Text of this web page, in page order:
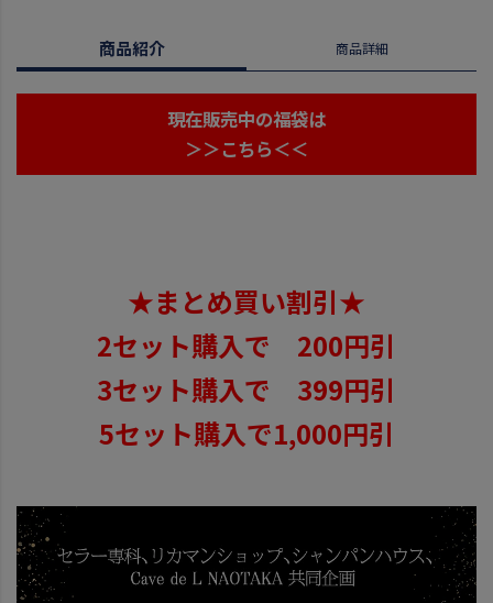
商品紹介 商品詳細
現在販売中の福袋は
＞＞こちら＜＜
★まとめ買い割引★
2セット購入で 200円引
3セット購入で 399円引
5セット購入で1,000円引